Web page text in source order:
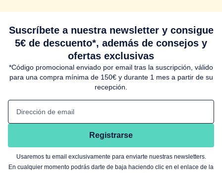
Suscríbete a nuestra newsletter y consigue
5€ de descuento*, además de consejos y
ofertas exclusivas
*Código promocional enviado por email tras la suscripción, válido
para una compra mínima de 150€ y durante 1 mes a partir de su
recepción.
Dirección de email
Registrarse
Usaremos tu email exclusivamente para enviarte nuestras newsletters.
En cualquier momento podrás darte de baja haciendo clic en el enlace de la